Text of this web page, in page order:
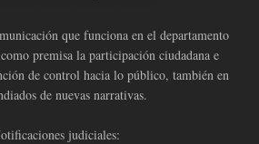
que funciona en el departamento
premisa la participación ciudadana e
de control hacia lo público, también en
de nuevas narrativas.
judiciales: